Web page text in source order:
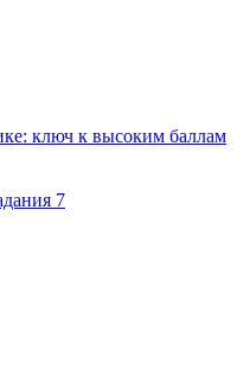
ключ к высоким баллам
7